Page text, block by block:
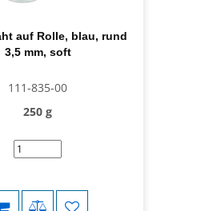
auf Rolle, blau, rund
3,5 mm, soft
111-835-00
250 g